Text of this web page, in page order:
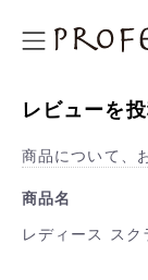
プロフェッ
レビューを
商品について、
商品名
レディース ス